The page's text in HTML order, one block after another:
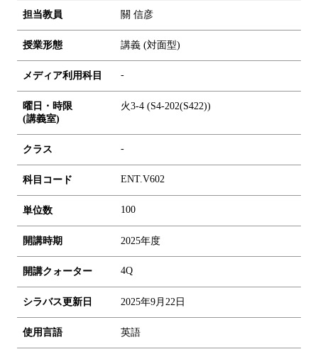
担当教員 關 信彦
授業形態 講義 (対面型)
メディア利用科目 -
曜日・時限
(講義室)
火3-4 (S4-202(S422))
クラス -
科目コード ENT.V602
単位数 100
開講時期 2025年度
開講クォーター 4Q
シラバス更新日 2025年9月22日
使用言語 英語